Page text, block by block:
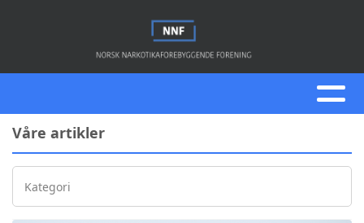
Våre artikler
Kategori